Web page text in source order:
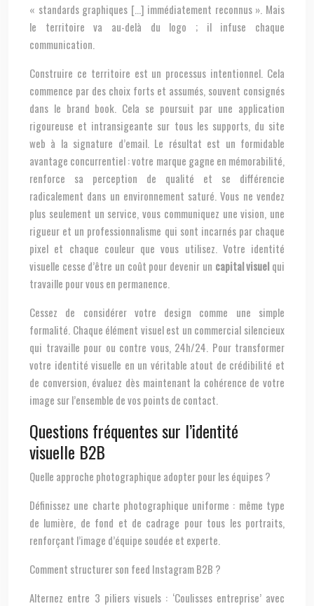
« standards graphiques […] immédiatement reconnus ». Mais
le territoire va au-delà du logo ; il infuse chaque
communication.
Construire ce territoire est un processus intentionnel. Cela
commence par des choix forts et assumés, souvent consignés
dans le brand book. Cela se poursuit par une application
rigoureuse et intransigeante sur tous les supports, du site
web à la signature d’email. Le résultat est un formidable
avantage concurrentiel : votre marque gagne en mémorabilité,
renforce sa perception de qualité et se différencie
radicalement dans un environnement saturé. Vous ne vendez
plus seulement un service, vous communiquez une vision, une
rigueur et un professionnalisme qui sont incarnés par chaque
pixel et chaque couleur que vous utilisez. Votre identité
visuelle cesse d’être un coût pour devenir un capital visuelqui
travaille pour vous en permanence.
Cessez de considérer votre design comme une simple
formalité. Chaque élément visuel est un commercial silencieux
qui travaille pour ou contre vous, 24h/24. Pour transformer
votre identité visuelle en un véritable atout de crédibilité et
de conversion, évaluez dès maintenant la cohérence de votre
image sur l’ensemble de vos points de contact.
Questions fréquentes sur l’identité
visuelle B2B
Quelle approche photographique adopter pour les équipes ?
Définissez une charte photographique uniforme : même type
de lumière, de fond et de cadrage pour tous les portraits,
renforçant l’image d’équipe soudée et experte.
Comment structurer son feed Instagram B2B ?
Alternez entre 3 piliers visuels : ‘Coulisses entreprise’ avec